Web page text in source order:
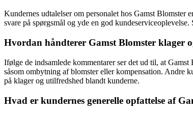
Kundernes udtalelser om personalet hos Gamst Blomster
svare på spørgsmål og yde en god
Hvordan håndterer Gamst Blomster klager
Ifølge de indsamlede kommentarer ser det ud til, at
såsom ombytning af blomster eller kompensation.
på klager og utilfredshed blandt kunderne.
Hvad er kundernes generelle opfattelse af